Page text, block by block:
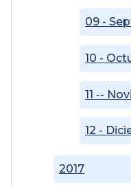
2017
09 -
10 -
11 --
12 -